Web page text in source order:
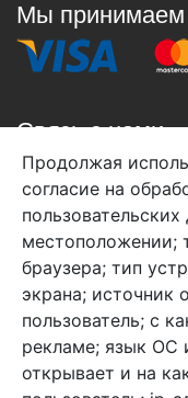
Мы принимаем
Связь с нами
+7 (495) 933-
info@arben-
Арбен текстиль г.
1-й Советский
Продолжая
согласие на
местоположении;
браузера; тип
экрана; источник
пользователь; с
рекламе; язык ОС
открывает и на